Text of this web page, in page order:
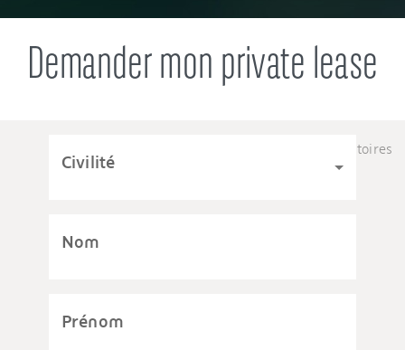
Demander mon private lease
Tous les champs sont obligatoires
Civilité
Nom
Prénom